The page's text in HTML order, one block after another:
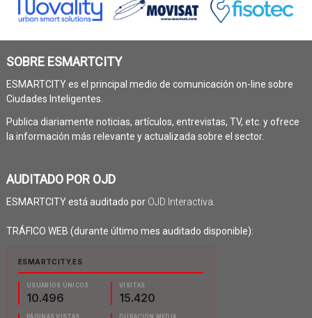
SOBRE ESMARTCITY
ESMARTCITY es el principal medio de comunicación on-line sobre
Ciudades Inteligentes.
Publica diariamente noticias, artículos, entrevistas, TV, etc. y ofrece
la información más relevante y actualizada sobre el sector.
AUDITADO POR OJD
ESMARTCITY está auditado por OJD Interactiva.
TRÁFICO WEB (durante último mes auditado disponible):